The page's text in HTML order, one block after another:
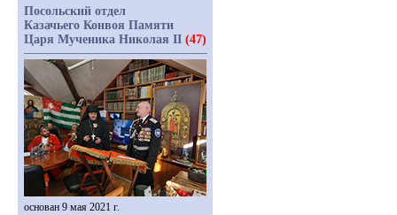
Посольский отдел
Казачьего Конвоя Памяти
Царя Мученика Николая II (47)
основан 9 мая 2021 г.